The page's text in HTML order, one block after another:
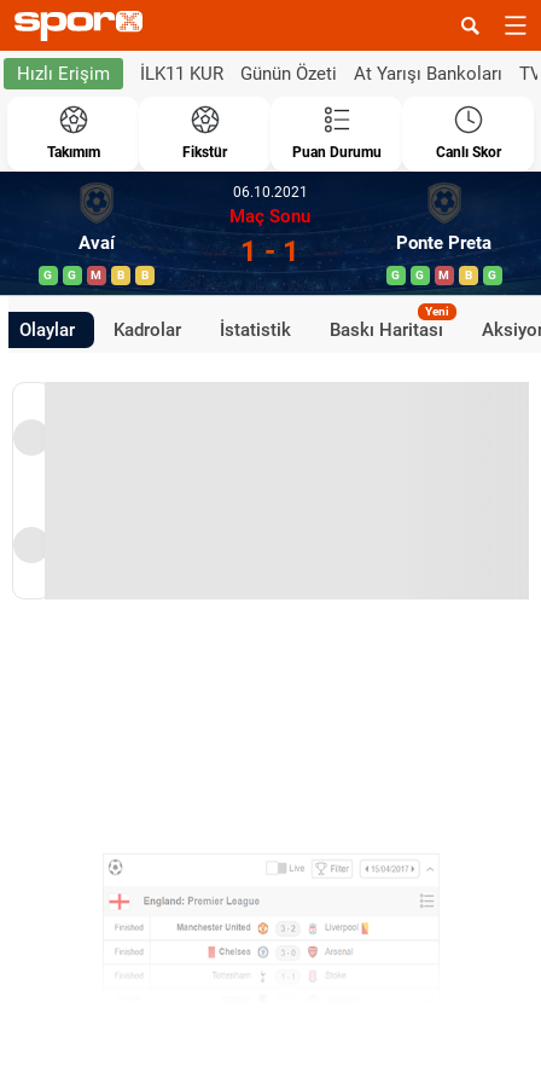
Hızlı Erişim İLK11 KUR Günün Özeti At Yarışı Bankoları
Takımım Fikstür Puan Durumu Canlı Skor
Avaí
G G M B B
06.10.2021
Maç Sonu
1 - 1 Ponte Preta
G G M B G
Olaylar Kadrolar İstatistik Baskı Haritası
Yeni